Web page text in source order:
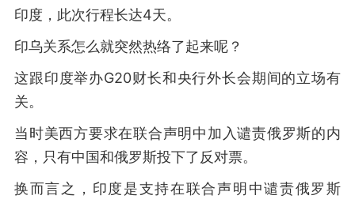
印度，此次行程长达4天。
印乌关系怎么就突然热络了起来呢？
这跟印度举办G20财长和央行外长会期间的立场有
关。
当时美西方要求在联合声明中加入谴责俄罗斯的内
容，只有中国和俄罗斯投下了反对票。
换而言之，印度是支持在联合声明中谴责俄罗斯